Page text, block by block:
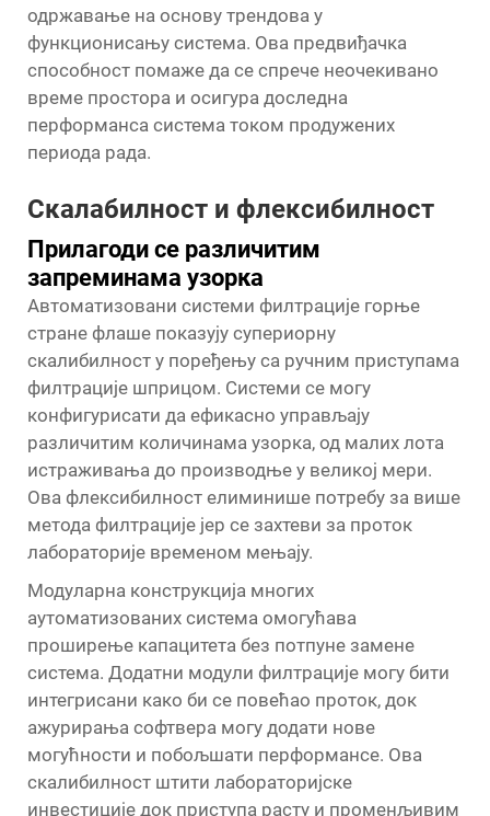
одржавање на основу трендова у
функционисању система. Ова предвиђачка
способност помаже да се спрече неочекивано
време простора и осигура доследна
перформанса система током продужених
периода рада.
Скалабилност и флексибилност
Прилагоди се различитим
запреминама узорка
Автоматизовани системи филтрације горње
стране флаше показују супериорну
скалибилност у поређењу са ручним приступама
филтрације шприцом. Системи се могу
конфигурисати да ефикасно управљају
различитим количинама узорка, од малих лота
истраживања до производње у великој мери.
Ова флексибилност елиминише потребу за више
метода филтрације јер се захтеви за проток
лабораторије временом мењају.
Модуларна конструкција многих
аутоматизованих система омогућава
проширење капацитета без потпуне замене
система. Додатни модули филтрације могу бити
интегрисани како би се повећао проток, док
ажурирања софтвера могу додати нове
могућности и побољшати перформансе. Ова
скалибилност штити лабораторијске
инвестиције док приступа расту и променљивим